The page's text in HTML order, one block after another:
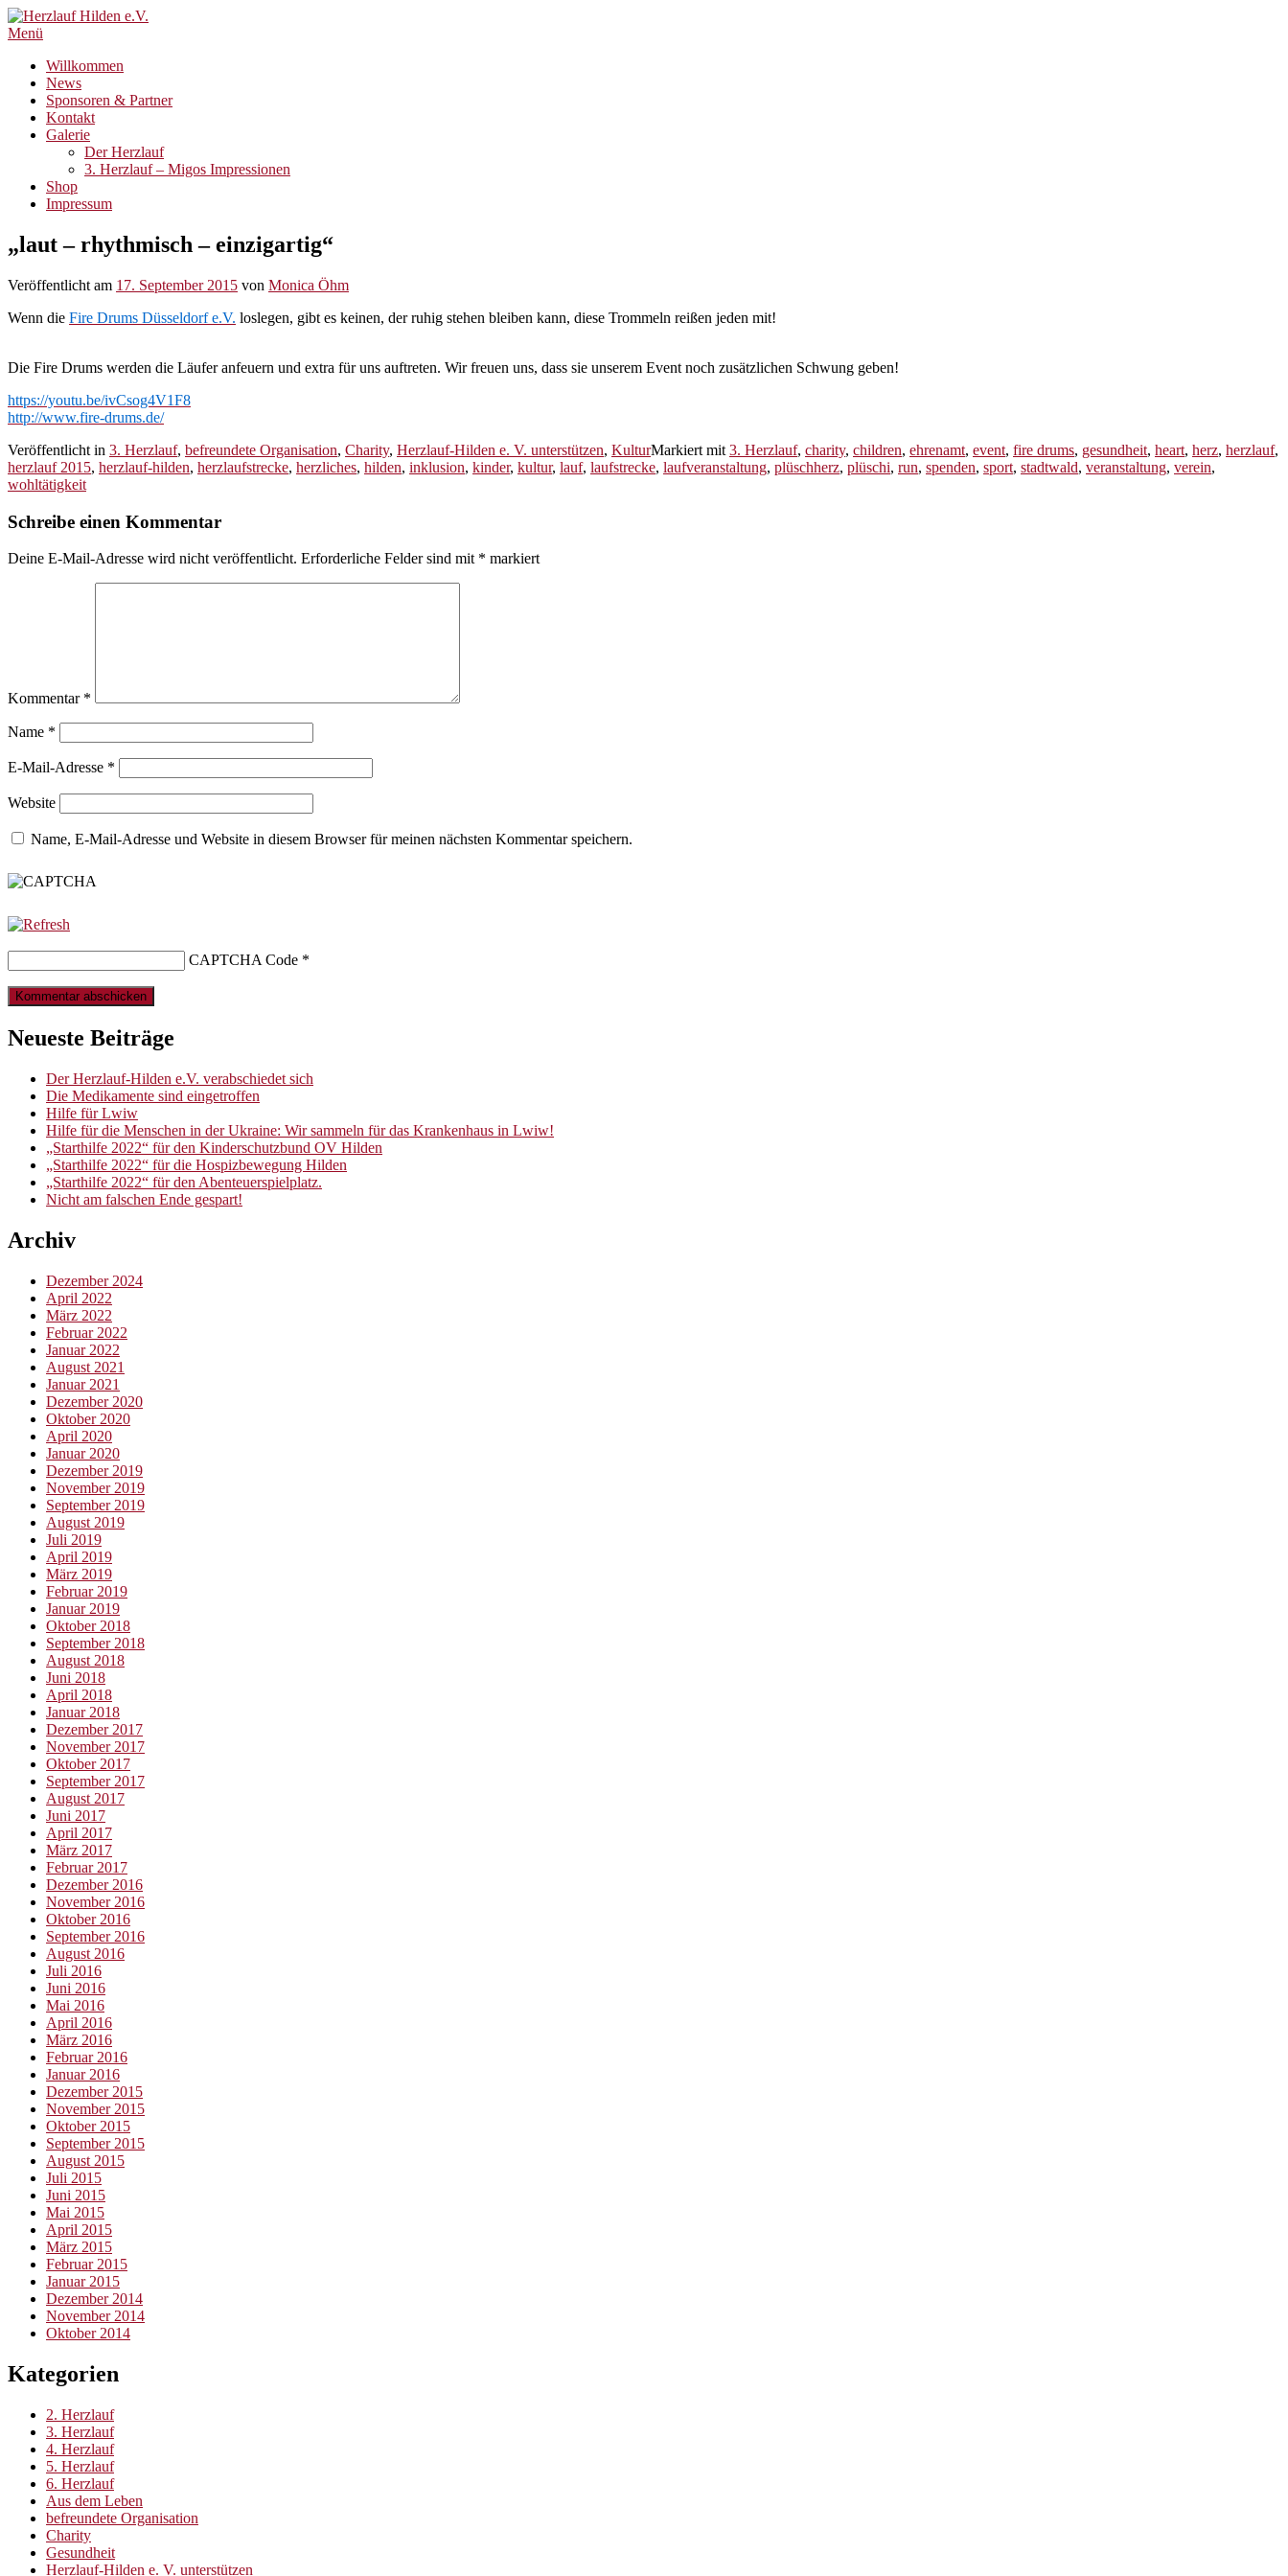
Zum
Inhalt
Menü
Willkommen
News
Sponsoren & Partner
Kontakt
Galerie
Der Herzlauf
3. Herzlauf – Migos Impressionen
Shop
Impressum
„laut – rhythmisch – einzigartig“
Veröffentlicht am 17. September 2015 von Monica Öhm
Wenn die Fire Drums Düsseldorf e.V. loslegen, gibt es keinen, der ruhig stehen bleiben kann, diese Trommeln reißen jeden mit!
Die Fire Drums werden die Läufer anfeuern und extra für uns auftreten. Wir freuen uns, dass sie unserem Event noch zusätzlichen Schwung geben!
https://youtu.be/ivCsog4V1F8
http://www.fire-drums.de/
Veröffentlicht in 3. Herzlauf, befreundete Organisation, Charity, Herzlauf-Hilden e. V. unterstützen, KulturMarkiert mit 3. Herzlauf, charity, children, ehrenamt, event, fire drums, gesundheit, heart, herz, herzlauf,
herzlauf 2015, herzlauf-hilden, herzlaufstrecke, herzliches, hilden, inklusion, kinder, kultur, lauf, laufstrecke, laufveranstaltung, plüschherz, plüschi, run, spenden, sport, stadtwald, veranstaltung, verein,
wohltätigkeit
Schreibe einen Kommentar
Deine E-Mail-Adresse wird nicht veröffentlicht. Erforderliche Felder sind mit * markiert
Kommentar *
Name *
E-Mail-Adresse *
Website
Name, E-Mail-Adresse und Website in diesem Browser für meinen nächsten Kommentar speichern.
CAPTCHA Code *
Neueste Beiträge
Der Herzlauf-Hilden e.V. verabschiedet sich
Die Medikamente sind eingetroffen
Hilfe für Lwiw
Hilfe für die Menschen in der Ukraine: Wir sammeln für das Krankenhaus in Lwiw!
„Starthilfe 2022“ für den Kinderschutzbund OV Hilden
„Starthilfe 2022“ für die Hospizbewegung Hilden
„Starthilfe 2022“ für den Abenteuerspielplatz.
Nicht am falschen Ende gespart!
Archiv
Dezember 2024
April 2022
März 2022
Februar 2022
Januar 2022
August 2021
Januar 2021
Dezember 2020
Oktober 2020
April 2020
Januar 2020
Dezember 2019
November 2019
September 2019
August 2019
Juli 2019
April 2019
März 2019
Februar 2019
Januar 2019
Oktober 2018
September 2018
August 2018
Juni 2018
April 2018
Januar 2018
Dezember 2017
November 2017
Oktober 2017
September 2017
August 2017
Juni 2017
April 2017
März 2017
Februar 2017
Dezember 2016
November 2016
Oktober 2016
September 2016
August 2016
Juli 2016
Juni 2016
Mai 2016
April 2016
März 2016
Februar 2016
Januar 2016
Dezember 2015
November 2015
Oktober 2015
September 2015
August 2015
Juli 2015
Juni 2015
Mai 2015
April 2015
März 2015
Februar 2015
Januar 2015
Dezember 2014
November 2014
Oktober 2014
Kategorien
2. Herzlauf
3. Herzlauf
4. Herzlauf
5. Herzlauf
6. Herzlauf
Aus dem Leben
befreundete Organisation
Charity
Gesundheit
Herzlauf-Hilden e. V. unterstützen